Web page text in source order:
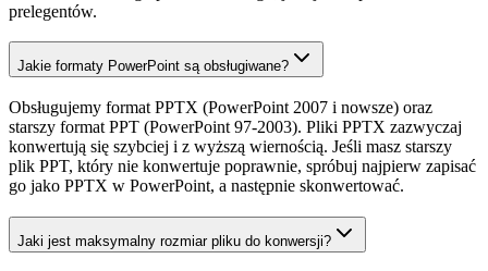
prelegentów.
Jakie formaty PowerPoint są obsługiwane?
Obsługujemy format PPTX (PowerPoint 2007 i nowsze) oraz
starszy format PPT (PowerPoint 97-2003). Pliki PPTX zazwyczaj
konwertują się szybciej i z wyższą wiernością. Jeśli masz starszy
plik PPT, który nie konwertuje poprawnie, spróbuj najpierw zapisać
go jako PPTX w PowerPoint, a następnie skonwertować.
Jaki jest maksymalny rozmiar pliku do konwersji?